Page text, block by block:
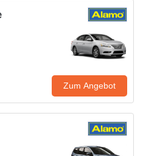
Zum Angebot